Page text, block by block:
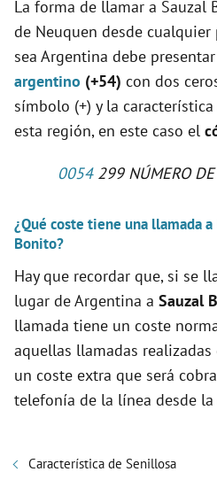
La forma de llamar a Sauzal
de Neuquen desde
sea Argentina debe
argentino (+54) con dos
símbolo (+) y la
esta región, en este caso el
0054299 NÚMERO DE
¿Qué coste tiene una llamada
Bonito?
Hay que recordar que, si se
lugar de Argentina a Sauzal
llamada tiene un coste
aquellas llamadas
un coste extra que será
telefonía de la línea desde la
Característica de Senillosa